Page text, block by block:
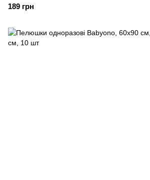
189 грн